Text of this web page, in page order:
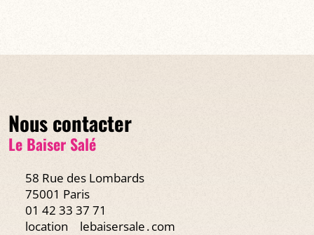
Nous contacter
Le Baiser Salé
58 Rue des Lombards
75001 Paris
01 42 33 37 71
location
lebaisersale․com